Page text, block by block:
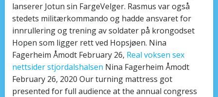
lanserer Jotun sin FargeVelger. Rasmus var også
stedets militærkommando og hadde ansvaret for
innrullering og trening av soldater på krongodset
Hopen som ligger rett ved Hopsjøen. Nina
Fagerheim Åmodt February 26, Real voksen sex
nettsider stjordalshalsen Nina Fagerheim Åmodt
February 26, 2020 Our turning mattress got
presented for full audience at the annual congress